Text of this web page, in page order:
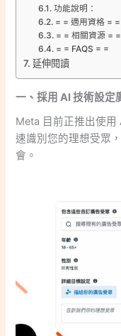
功能說明：
= = 適用資格 = =
= = 相關資源 = =
= = FAQS = =
延伸閱讀
一、採用 AI 技術設定
Meta 目前正推出使用
速識別您的理想受眾
會。